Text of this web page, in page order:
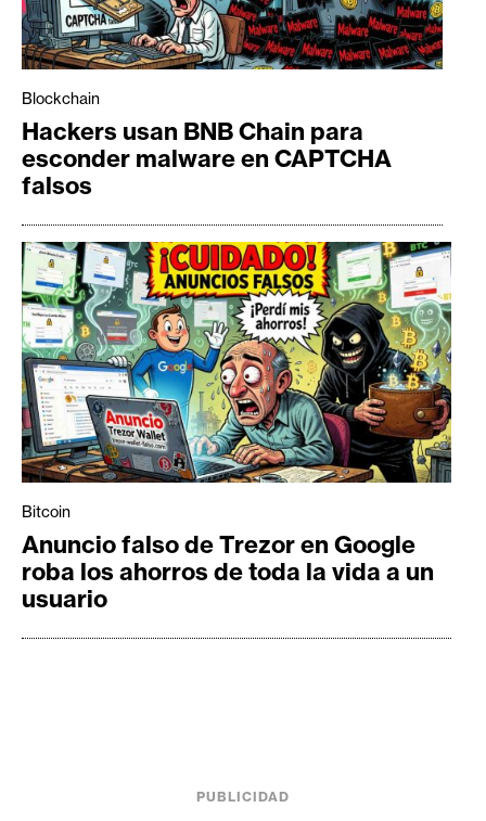
Blockchain
Hackers usan BNB Chain para
esconder malware en CAPTCHA
falsos
Bitcoin
Anuncio falso de Trezor en Google
roba los ahorros de toda la vida a un
usuario
PUBLICIDAD